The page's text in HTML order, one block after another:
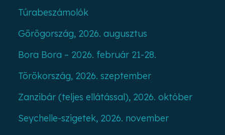
Túrabeszámolók
Görögország, 2026. augusztus
Bora Bora – 2026. február 21-28.
Törökország, 2026. szeptember
Zanzibár (teljes ellátással), 2026. október
Seychelle-szigetek, 2026. november